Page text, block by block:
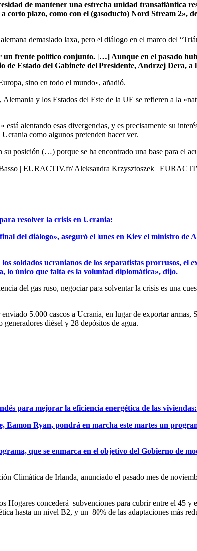
de mantener una estrecha unidad transatlántica
a corto plazo, como con el (gasoducto) Nord Stream
demasiado laxa, pero el diálogo en el marco del
frente político conjunto. […] Aunque en el pasado
de Estado del Gabinete del Presidente, Andrzej Dera, a
sino en todo el mundo», añadió.
y los Estados del Este de la UE se refieren a la
está alentando esas divergencias, y es precisamente su
como algunos pretenden hacer ver.
su posición (…) porque se ha encontrado una base para el
| EURACTIV.fr/ Aleksandra Krzysztoszek |
resolver la crisis en Ucrania:
del diálogo», aseguró el lunes en Kiev el ministro
soldados ucranianos de los separatistas prorrusos,
lo único que falta es la voluntad diplomática», dijo.
del gas ruso, negociar para solventar la crisis es una
5.000 cascos a Ucrania, en lugar de exportar
diésel y 28 depósitos de agua.
para mejorar la eficiencia energética de las viviendas:
Ryan, pondrá en marcha este martes un
que se enmarca en el objetivo del Gobierno de
Climática de Irlanda, anunciado el pasado mes de
Hogares concederá subvenciones para cubrir entre el 45
hasta un nivel B2, y un 80% de las adaptaciones más